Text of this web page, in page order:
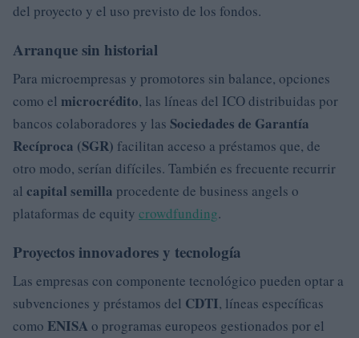
del proyecto y el uso previsto de los fondos.
Arranque sin historial
Para microempresas y promotores sin balance, opciones
como el microcrédito, las líneas del ICO distribuidas por
bancos colaboradores y las Sociedades de Garantía
Recíproca (SGR) facilitan acceso a préstamos que, de
otro modo, serían difíciles. También es frecuente recurrir
al capital semilla procedente de business angels o
plataformas de equity crowdfunding.
Proyectos innovadores y tecnología
Las empresas con componente tecnológico pueden optar a
subvenciones y préstamos del CDTI, líneas específicas
como ENISA o programas europeos gestionados por el